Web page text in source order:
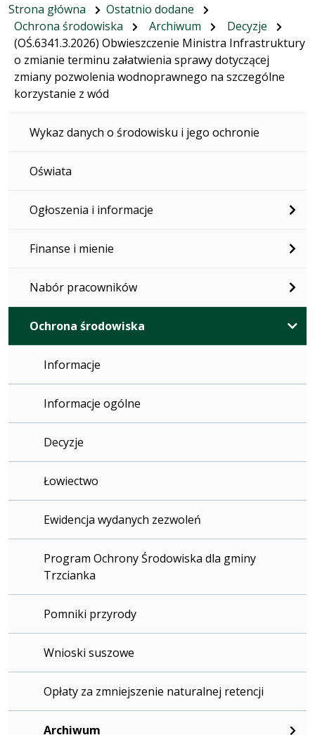
Strona główna
Ostatnio dodane
Ochrona środowiska
Archiwum
Decyzje
(OŚ.6341.3.2026) Obwieszczenie Ministra Infrastruktury
o zmianie terminu załatwienia sprawy dotyczącej
zmiany pozwolenia wodnoprawnego na szczególne
korzystanie z wód
Wykaz danych o środowisku i jego ochronie
Oświata
Ogłoszenia i informacje
Finanse i mienie
Nabór pracowników
Ochrona środowiska
Informacje
Informacje ogólne
Decyzje
Łowiectwo
Ewidencja wydanych zezwoleń
Program Ochrony Środowiska dla gminy
Trzcianka
Pomniki przyrody
Wnioski suszowe
Opłaty za zmniejszenie naturalnej retencji
Archiwum